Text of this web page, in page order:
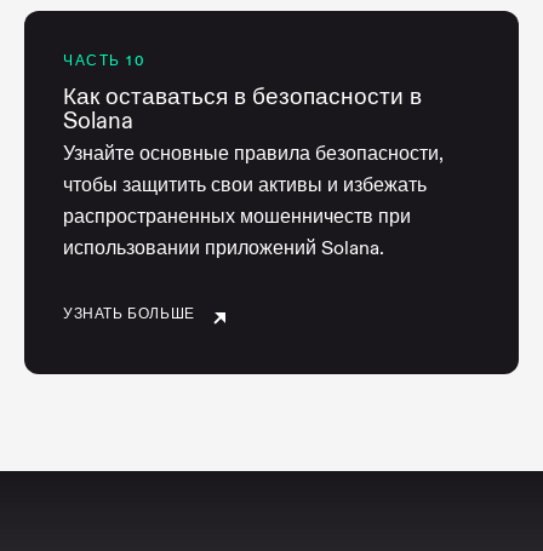
ЧАСТЬ 10
Как оставаться в безопасности в
Solana
Узнайте основные правила безопасности,
чтобы защитить свои активы и избежать
распространенных мошенничеств при
использовании приложений Solana.
УЗНАТЬ БОЛЬШЕ